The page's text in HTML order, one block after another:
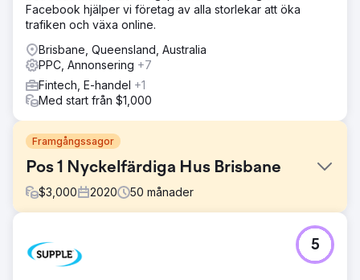
Facebook hjälper vi företag av alla storlekar att öka
trafiken och växa online.
Brisbane, Queensland, Australia
PPC, Annonsering +7
Fintech, E-handel +1
Med start från $1,000
Framgångssagor
Pos 1 Nyckelfärdiga Hus Brisbane
$3,000 2020 50 månader
Kunden kom till EDGE med förhoppningen att hitta ett
partnerskap som återspeglade deras servicekvalitet. I
5